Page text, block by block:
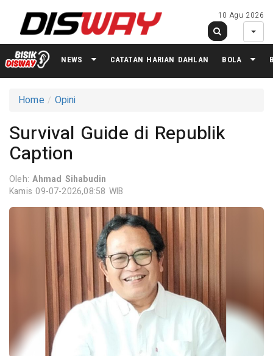
10 Agu 2026
NEWS CATATAN HARIAN DAHLAN BOLA
Home Opini
Survival Guide di Republik
Caption
Oleh:Ahmad Sihabudin
Kamis 09-07-2026,08:58 WIB